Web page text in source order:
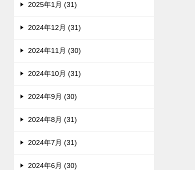
2025年1月 (31)
2024年12月 (31)
2024年11月 (30)
2024年10月 (31)
2024年9月 (30)
2024年8月 (31)
2024年7月 (31)
2024年6月 (30)